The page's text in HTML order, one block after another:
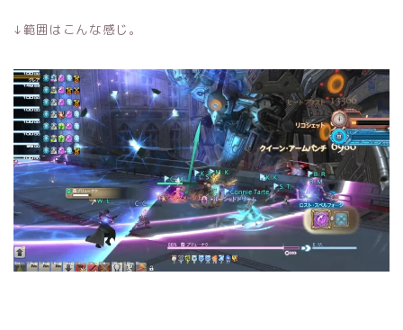
↓範囲はこんな感じ。